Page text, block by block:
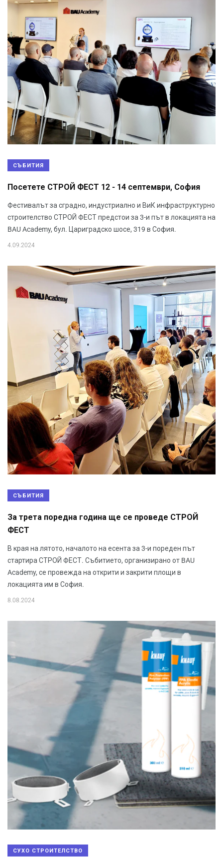
СЪБИТИЯ
Посетете СТРОЙ ФЕСТ 12 - 14 септември, София
Фестивалът за сградно, индустриално и ВиК инфраструктурно
строителство СТРОЙ ФЕСТ предстои за 3-и път в локацията на
BAU Academy, бул. Цариградско шосе, 319 в София.
4.09.2024
СЪБИТИЯ
За трета поредна година ще се проведе СТРОЙ
ФЕСТ
В края на лятото, началото на есента за 3-и пореден път
стартира СТРОЙ ФЕСТ. Събитието, организирано от BAU
Academy, се провежда на открити и закрити площи в
локацията им в София.
8.08.2024
СУХО СТРОИТЕЛСТВО